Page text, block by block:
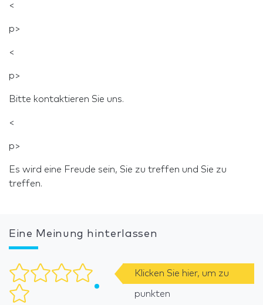
<
p>
<
p>
Bitte kontaktieren Sie uns.
<
p>
Es wird eine Freude sein, Sie zu treffen und Sie zu
treffen.
Eine Meinung hinterlassen
Klicken Sie hier, um zu
punkten